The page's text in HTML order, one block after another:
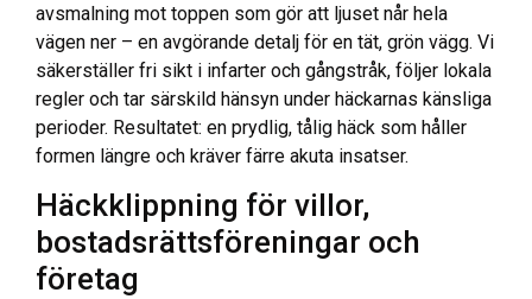
avsmalning mot toppen som gör att ljuset når hela
vägen ner – en avgörande detalj för en tät, grön vägg. Vi
säkerställer fri sikt i infarter och gångstråk, följer lokala
regler och tar särskild hänsyn under häckarnas känsliga
perioder. Resultatet: en prydlig, tålig häck som håller
formen längre och kräver färre akuta insatser.
Häckklippning för villor,
bostadsrättsföreningar och
företag